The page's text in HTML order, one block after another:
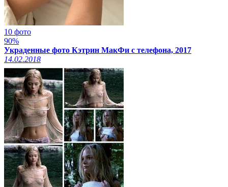
10 фото
90%
Украденные фото Кэтрин МакФи с телефона, 2017
14.02.2018